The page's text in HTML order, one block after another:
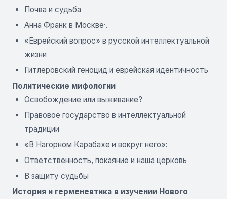
Почва и судьба
Анна Франк в Москве·.
«Еврейский вопрос» в русской интеллектуальной
жизни
Гитлеровский геноцид и еврейская идентичность
Политические мифологии
Освобождение или выживание?
Правовое государство в интеллектуальной
традиции
«В Нагорном Карабахе и вокруг него»:
Ответственность, покаяние и наша церковь
В защиту судьбы
История и герменевтика в изучении Нового